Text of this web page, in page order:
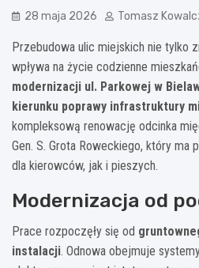
28 maja 2026 Tomasz
Przebudowa ulic miejskich nie tylko
wpływa na życie codzienne
modernizacji ul. Parkowej w
kierunku poprawy infrastruktury
kompleksową renowację odcinka
Gen. S. Grota Roweckiego, który ma
dla kierowców, jak i pieszych.
Modernizacja od
Prace rozpoczęły się od
instalacji. Odnowa obejmuje